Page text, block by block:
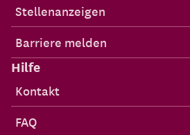
Stellenanzeigen
Barriere melden
Hilfe
Kontakt
FAQ